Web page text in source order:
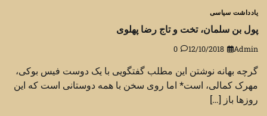
یادداشت سیاسی
پول بن سلمان، تخت و تاج رضا پهلوی
Admin
12/10/2018
0
گرچه بهانه نوشتن این مطلب گفتگویی با یک دوست فیس بوکی،
مهرک کمالی، است* اما روی سخن با همه دوستانی است که این
روزها باز […]